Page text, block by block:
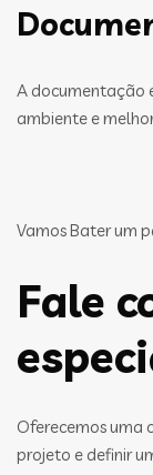
A documentação
ambiente e
Vamos Bater um
Fale
Oferecemos uma
projeto e definir